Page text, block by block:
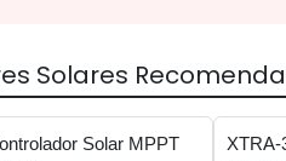
Solares
Solar MPPT
XTRA-